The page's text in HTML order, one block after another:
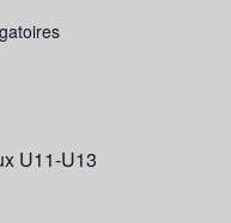
U11-U13